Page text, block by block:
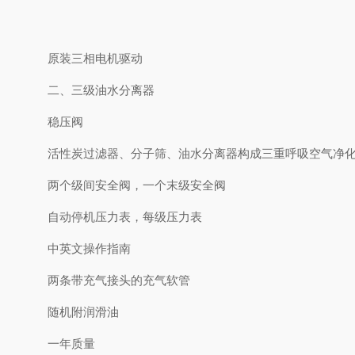
原装三相电机驱动
二、三级油水分离器
稳压阀
活性炭过滤器、分子筛、油水分离器构成三重呼吸空气净
两个级间安全阀，一个末级安全阀
自动停机压力表，每级压力表
中英文操作指南
两条带充气接头的充气软管
随机附润滑油
一年质量